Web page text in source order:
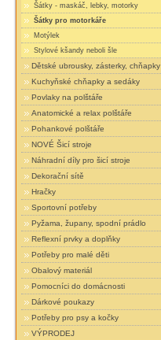
Šátky - maskáč, lebky, motorky
Šátky pro motorkáře
Motýlek
Stylové kšandy neboli šle
Dětské ubrousky, zásterky, chňapky
Kuchyňské chňapky a sedáky
Povlaky na polštáře
Anatomické a relax polštáře
Pohankové polštáře
NOVÉ Šicí stroje
Náhradní díly pro šicí stroje
Dekorační sítě
Hračky
Sportovní potřeby
Pyžama, župany, spodní prádlo
Reflexní prvky a doplňky
Potřeby pro malé děti
Obalový materiál
Pomocníci do domácnosti
Dárkové poukazy
Potřeby pro psy a kočky
VÝPRODEJ